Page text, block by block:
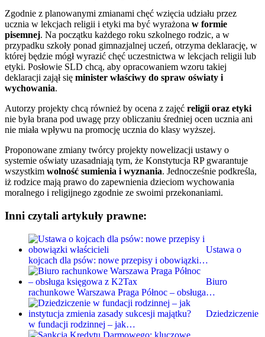
Zgodnie z planowanymi zmianami chęć wzięcia udziału przez
ucznia w lekcjach religii i etyki ma być wyrażona w formie
pisemnej. Na początku każdego roku szkolnego rodzic, a w
przypadku szkoły ponad gimnazjalnej uczeń, otrzyma deklarację, w
której będzie mógł wyrazić chęć uczestnictwa w lekcjach religii lub
etyki. Posłowie SLD chcą, aby opracowaniem wzoru takiej
deklaracji zajął się minister właściwy do spraw oświaty i
wychowania.
Autorzy projekty chcą również by ocena z zajęć religii oraz etyki
nie była brana pod uwagę przy obliczaniu średniej ocen ucznia ani
nie miała wpływu na promocję ucznia do klasy wyższej.
Proponowane zmiany twórcy projekty nowelizacji ustawy o
systemie oświaty uzasadniają tym, że Konstytucja RP gwarantuje
wszystkim wolność sumienia i wyznania. Jednocześnie podkreśla,
iż rodzice mają prawo do zapewnienia dzieciom wychowania
moralnego i religijnego zgodnie ze swoimi przekonaniami.
Inni czytali artykuły prawne:
Ustawa o
kojcach dla psów: nowe przepisy i obowiązki…
Biuro
rachunkowe Warszawa Praga Północ – obsługa…
Dziedziczenie
w fundacji rodzinnej – jak…